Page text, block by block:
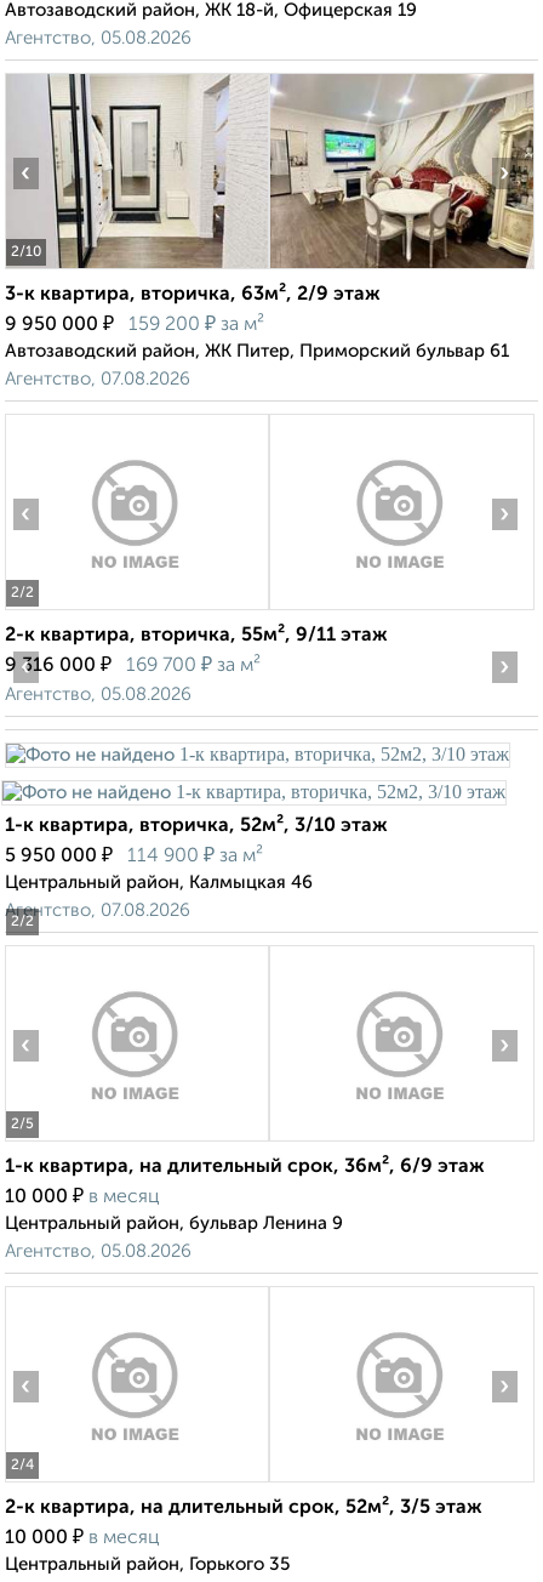
Автозаводский район, ЖК 18-й, Офицерская 19
Агентство, 05.08.2026
2/10
‹ ›
3-к квартира, вторичка, 63м², 2/9 этаж
9 950 000 ₽ 159 200 ₽ за м²
Автозаводский район, ЖК Питер, Приморский бульвар 61
Агентство, 07.08.2026
2/2
‹ ›
2-к квартира, вторичка, 55м², 9/11 этаж
9 316 000 ₽ 169 700 ₽ за м²
Агентство, 05.08.2026
2/2
‹ ›
1-к квартира, вторичка, 52м², 3/10 этаж
5 950 000 ₽ 114 900 ₽ за м²
Центральный район, Калмыцкая 46
Агентство, 07.08.2026
2/5
‹ ›
1-к квартира, на длительный срок, 36м², 6/9 этаж
10 000 ₽ в месяц
Центральный район, бульвар Ленина 9
Агентство, 05.08.2026
2/4
‹ ›
2-к квартира, на длительный срок, 52м², 3/5 этаж
10 000 ₽ в месяц
Центральный район, Горького 35